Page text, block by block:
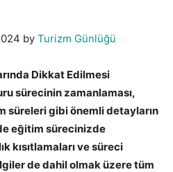
by Turizm Günlüğü
Dikkat Edilmesi
sürecinin zamanlaması,
süreleri gibi önemli detayların
eğitim sürecinizde
kısıtlamaları ve süreci
de dahil olmak üzere tüm